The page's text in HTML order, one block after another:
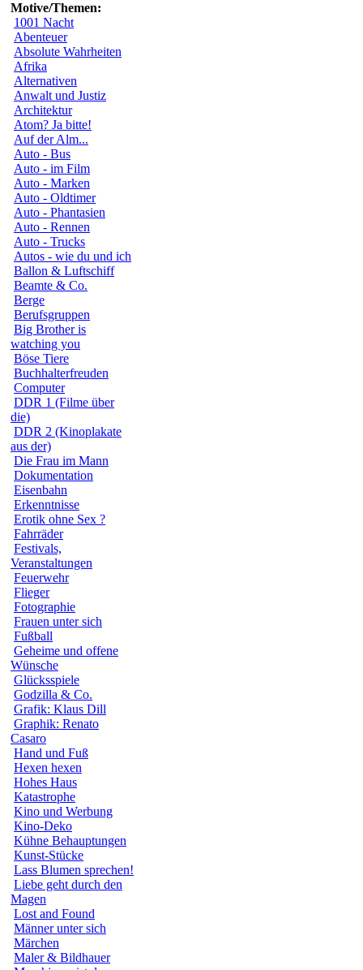
Motive/Themen:
1001 Nacht
Abenteuer
Absolute Wahrheiten
Afrika
Alternativen
Anwalt und Justiz
Architektur
Atom? Ja bitte!
Auf der Alm...
Auto - Bus
Auto - im Film
Auto - Marken
Auto - Oldtimer
Auto - Phantasien
Auto - Rennen
Auto - Trucks
Autos - wie du und ich
Ballon & Luftschiff
Beamte & Co.
Berge
Berufsgruppen
Big Brother is
watching you
Böse Tiere
Buchhalterfreuden
Computer
DDR 1 (Filme über
die)
DDR 2 (Kinoplakate
aus der)
Die Frau im Mann
Dokumentation
Eisenbahn
Erkenntnisse
Erotik ohne Sex ?
Fahrräder
Festivals,
Veranstaltungen
Feuerwehr
Flieger
Fotographie
Frauen unter sich
Fußball
Geheime und offene
Wünsche
Glücksspiele
Godzilla & Co.
Grafik: Klaus Dill
Graphik: Renato
Casaro
Hand und Fuß
Hexen hexen
Hohes Haus
Katastrophe
Kino und Werbung
Kino-Deko
Kühne Behauptungen
Kunst-Stücke
Lass Blumen sprechen!
Liebe geht durch den
Magen
Lost and Found
Männer unter sich
Märchen
Maler & Bildhauer